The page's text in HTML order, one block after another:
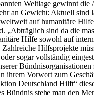
Weltlage gewinnt die
an Gewicht: Aktuell sind
auf humanitäre
„Abträglich sind da die
Hilfe sowohl auf
Zahlreiche Hilfsprojekte
sogar vollständig
Bündnisorganisationen
ihrem Vorwort zum
Deutschland Hilft“
Bündnis stehe man den